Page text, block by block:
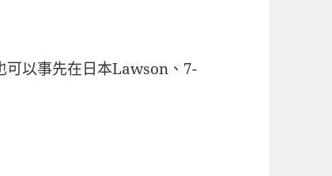
可以事先在日本Lawson、7-